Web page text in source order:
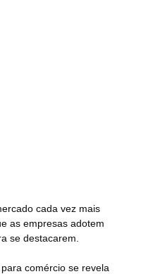
cada vez mais
as empresas adotem
se destacarem.
comércio se revela